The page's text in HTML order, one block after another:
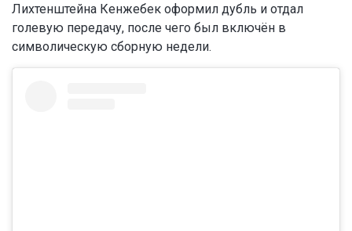
Лихтенштейна Кенжебек оформил дубль и отдал
голевую передачу, после чего был включён в
символическую сборную недели.